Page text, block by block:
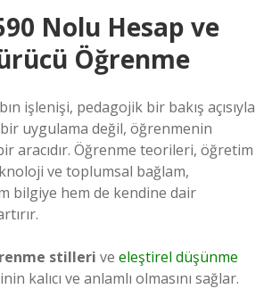
Nolu Hesap ve
Öğrenme
işlenişi, pedagojik bir bakış açısıyla
uygulama değil, öğrenmenin
aracıdır. Öğrenme teorileri, öğretim
ve toplumsal bağlam,
bilgiye hem de kendine dair
stilleri ve eleştirel düşünme
kalıcı ve anlamlı olmasını sağlar.